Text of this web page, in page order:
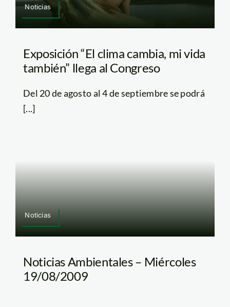
Noticias
Exposición “El clima cambia, mi vida
también” llega al Congreso
Del 20 de agosto al 4 de septiembre se podrá
[...]
Noticias
Noticias Ambientales – Miércoles
19/08/2009